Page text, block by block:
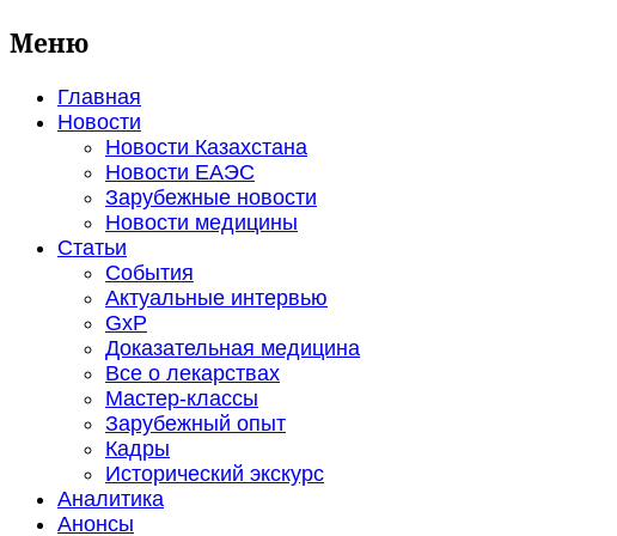
Меню
Главная
Новости
Новости Казахстана
Новости ЕАЭС
Зарубежные новости
Новости медицины
Статьи
События
Актуальные интервью
GxP
Доказательная медицина
Все о лекарствах
Мастер-классы
Зарубежный опыт
Кадры
Исторический экскурс
Аналитика
Анонсы